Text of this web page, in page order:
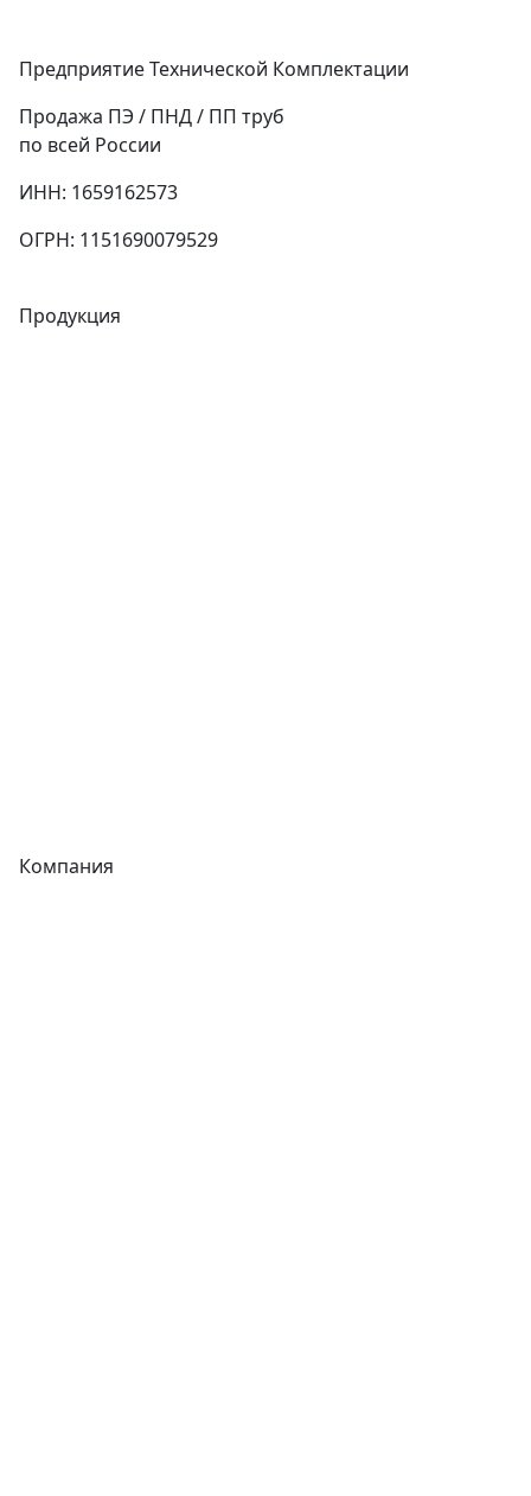
Предприятие Технической Комплектации
Продажа ПЭ / ПНД / ПП труб
по всей России
ИНН: 1659162573
ОГРН: 1151690079529
Продукция
Компания